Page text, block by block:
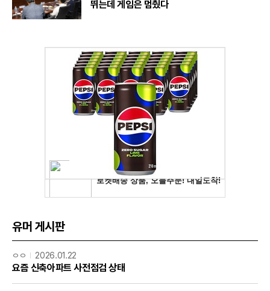
뛰는데 게임은 멈췄다
유머 게시판
ㅇㅇ 2026.01.22
요즘 신축아파트 사전점검 상태